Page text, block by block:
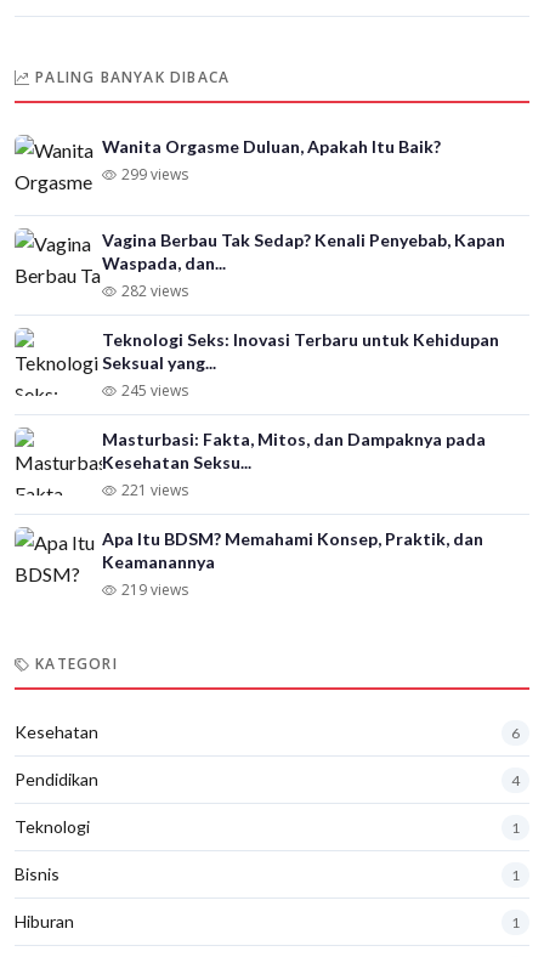
PALING BANYAK DIBACA
Wanita Orgasme Duluan, Apakah Itu Baik?
299 views
Vagina Berbau Tak Sedap? Kenali Penyebab, Kapan
Waspada, dan...
282 views
Teknologi Seks: Inovasi Terbaru untuk Kehidupan
Seksual yang...
245 views
Masturbasi: Fakta, Mitos, dan Dampaknya pada
Kesehatan Seksu...
221 views
Apa Itu BDSM? Memahami Konsep, Praktik, dan
Keamanannya
219 views
KATEGORI
Kesehatan 6
Pendidikan 4
Teknologi 1
Bisnis 1
Hiburan 1